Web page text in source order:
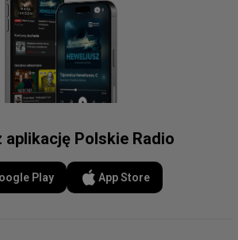
aplikację Polskie Radio
Play App Store